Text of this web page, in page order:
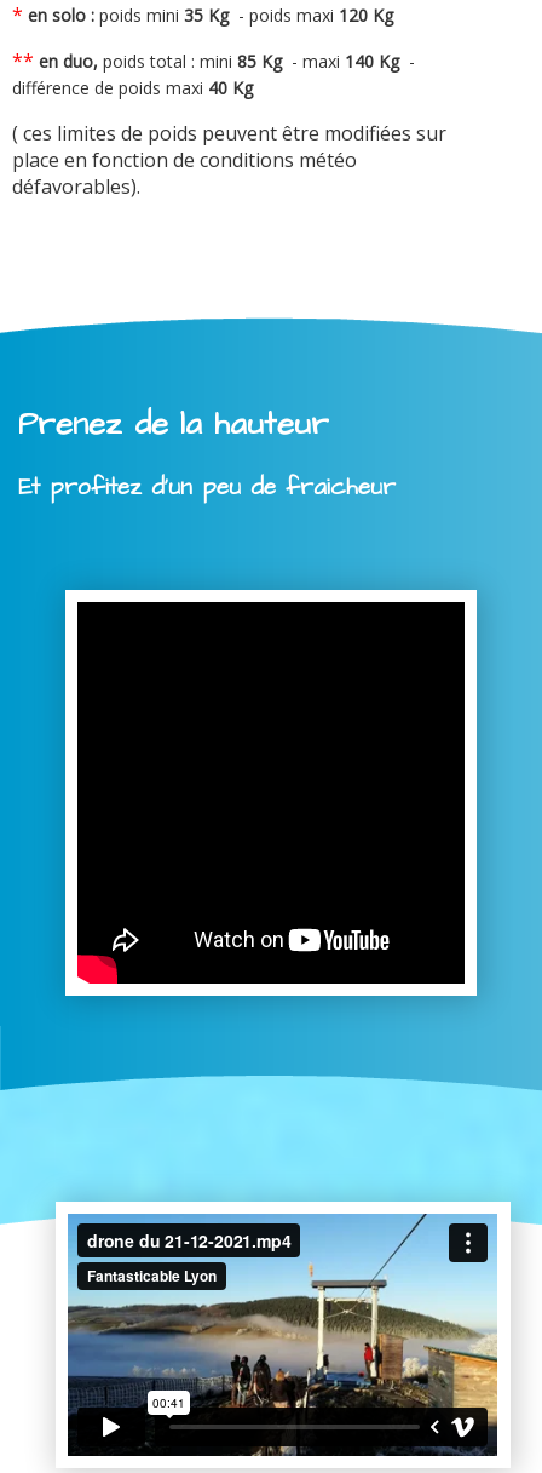
* en solo : poids mini 35 Kg - poids maxi 120 Kg
** en duo, poids total : mini 85 Kg - maxi 140 Kg -
différence de poids maxi 40 Kg
( ces limites de poids peuvent être modifiées sur
place en fonction de conditions météo
défavorables).
Prenez de la hauteur
Et profitez d'un peu de fraicheur